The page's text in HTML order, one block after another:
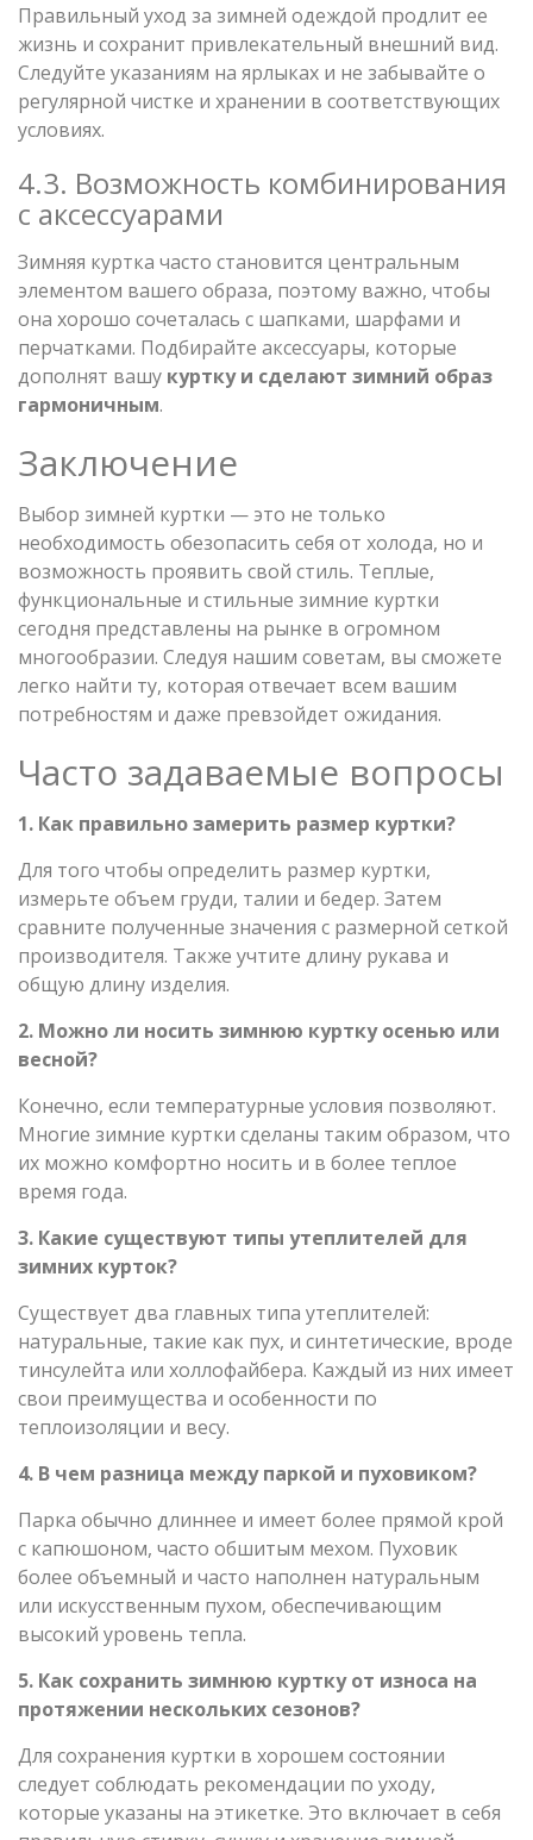
Правильный уход за зимней одеждой продлит ее
жизнь и сохранит привлекательный внешний вид.
Следуйте указаниям на ярлыках и не забывайте о
регулярной чистке и хранении в соответствующих
условиях.
4.3. Возможность комбинирования
с аксессуарами
Зимняя куртка часто становится центральным
элементом вашего образа, поэтому важно, чтобы
она хорошо сочеталась с шапками, шарфами и
перчатками. Подбирайте аксессуары, которые
дополнят вашу куртку и сделают зимний образ
гармоничным.
Заключение
Выбор зимней куртки — это не только
необходимость обезопасить себя от холода, но и
возможность проявить свой стиль. Теплые,
функциональные и стильные зимние куртки
сегодня представлены на рынке в огромном
многообразии. Следуя нашим советам, вы сможете
легко найти ту, которая отвечает всем вашим
потребностям и даже превзойдет ожидания.
Часто задаваемые вопросы
1. Как правильно замерить размер куртки?
Для того чтобы определить размер куртки,
измерьте объем груди, талии и бедер. Затем
сравните полученные значения с размерной сеткой
производителя. Также учтите длину рукава и
общую длину изделия.
2. Можно ли носить зимнюю куртку осенью или
весной?
Конечно, если температурные условия позволяют.
Многие зимние куртки сделаны таким образом, что
их можно комфортно носить и в более теплое
время года.
3. Какие существуют типы утеплителей для
зимних курток?
Существует два главных типа утеплителей:
натуральные, такие как пух, и синтетические, вроде
тинсулейта или холлофайбера. Каждый из них имеет
свои преимущества и особенности по
теплоизоляции и весу.
4. В чем разница между паркой и пуховиком?
Парка обычно длиннее и имеет более прямой крой
с капюшоном, часто обшитым мехом. Пуховик
более объемный и часто наполнен натуральным
или искусственным пухом, обеспечивающим
высокий уровень тепла.
5. Как сохранить зимнюю куртку от износа на
протяжении нескольких сезонов?
Для сохранения куртки в хорошем состоянии
следует соблюдать рекомендации по уходу,
которые указаны на этикетке. Это включает в себя